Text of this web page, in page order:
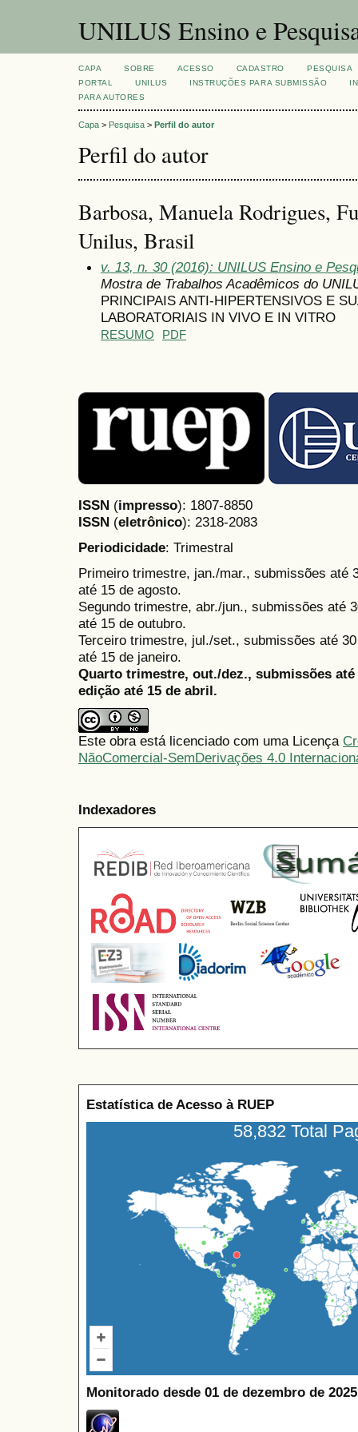
UNILUS Ensino e
CAPA SOBRE ACESSO CADASTRO
PESQUISA
PORTAL
UNILUS INSTRUÇÕES PARA SUBMISSÃO
PARA AUTORES
Capa > Pesquisa > Perfil do autor
Perfil do autor
Barbosa, Manuela Rodrigues,
Unilus, Brasil
v. 13, n. 30 (2016): UNILUS Ensino e
Mostra de Trabalhos Acadêmicos do
PRINCIPAIS ANTI-HIPERTENSIVOS E
LABORATORIAIS IN VIVO E IN VITRO
RESUMO PDF
ISSN (impresso): 1807-8850
ISSN (eletrônico): 2318-2083
Periodicidade: Trimestral
Primeiro trimestre, jan./mar., submissões até
até 15 de agosto.
Segundo trimestre, abr./jun., submissões até
até 15 de outubro.
Terceiro trimestre, jul./set., submissões até
até 15 de janeiro.
Quarto trimestre, out./dez., submissões
edição até 15 de abril.
Este obra está licenciado com uma Licença
NãoComercial-SemDerivações 4.0
Indexadores
Estatística de Acesso à RUEP
58,832 Total
Monitorado desde 01 de dezembro de